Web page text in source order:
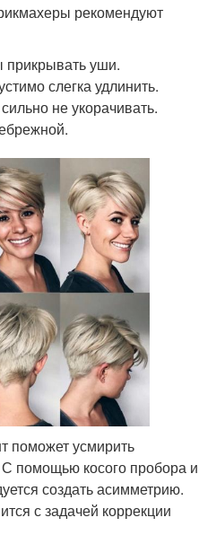
рекомендуют
уши.
слегка удлинить.
не укорачивать.
поможет усмирить
С помощью косого пробора и
создать асимметрию.
с задачей коррекции